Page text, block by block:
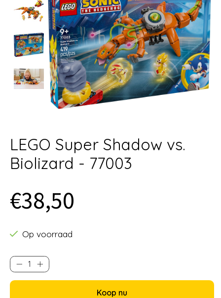
LEGO Super Shadow vs.
Biolizard - 77003
€38,50
Op voorraad
Koop nu